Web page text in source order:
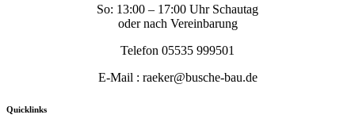
So: 13:00 – 17:00 Uhr Schautag
oder nach Vereinbarung
Telefon 05535 999501
E-Mail : raeker@busche-bau.de
Quicklinks